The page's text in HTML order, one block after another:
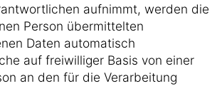
aufnimmt, werden die
Person übermittelten
Daten automatisch
auf freiwilliger Basis von einer
an den für die Verarbeitung